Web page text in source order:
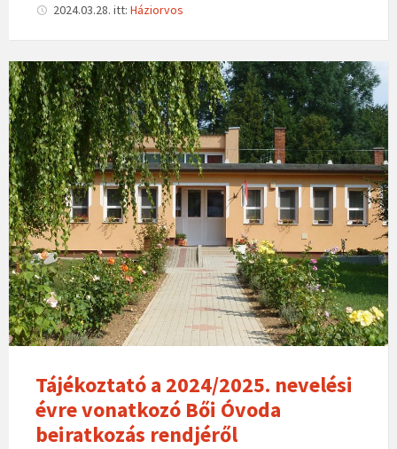
2024.03.28. itt: Háziorvos
Tájékoztató a 2024/2025. nevelési
évre vonatkozó Bői Óvoda
beiratkozás rendjéről